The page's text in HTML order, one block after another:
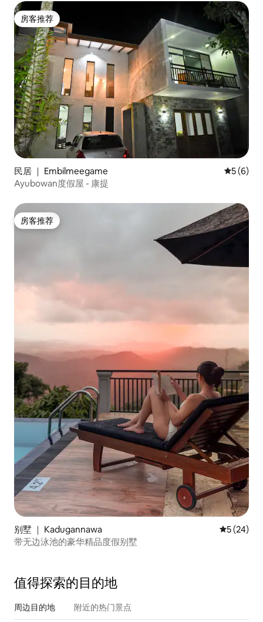
房客推荐
房客推荐
民居 ｜ Embilmeegame 平均评分
5 (6)
Ayubowan度假屋 - 康提
房客推荐
房客推荐
别墅 ｜ Kadugannawa 平均评分
5 (24)
带无边泳池的豪华精品度假别墅
值得探索的目的地
周边目的地 附近的热门景点